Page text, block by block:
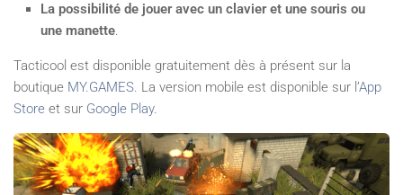
La possibilité de jouer avec un clavier et une souris ou
une manette.
Tacticool est disponible gratuitement dès à présent sur la
boutique MY.GAMES. La version mobile est disponible sur l’App
Store et sur Google Play.